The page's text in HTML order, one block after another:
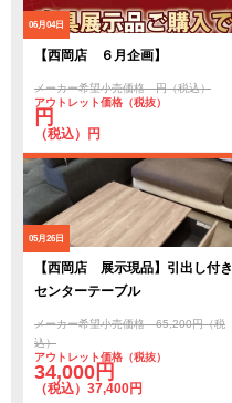
06月04日
【西岡店 ６月企画】
メーカー希望小売価格 円（税込）
アウトレット価格（税抜）
円
（税込）円
05月26日
【西岡店 展示現品】引出し付き
センターテーブル
メーカー希望小売価格 65,200円（税
込）
アウトレット価格（税抜）
34,000円
（税込）37,400円